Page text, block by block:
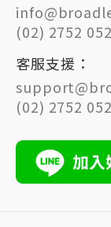
(02) 2752
客服支援：
(02) 2752